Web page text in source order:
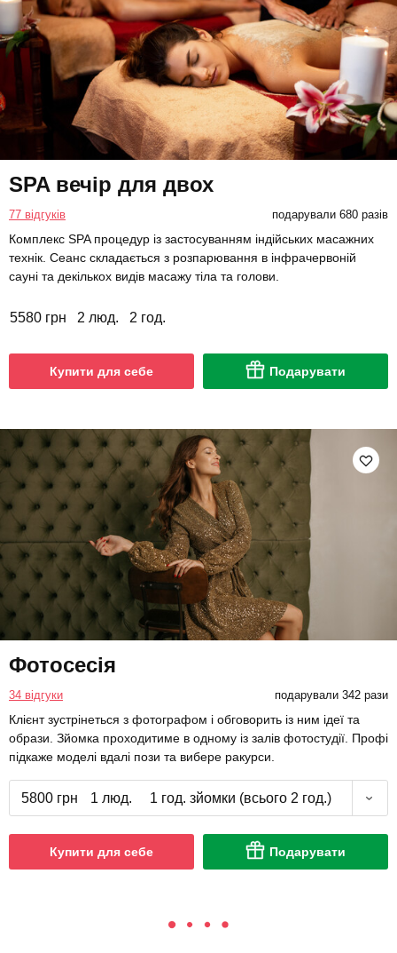
SPA вечір для двох
77 відгуків подарували 680 разів
Комплекс SPA процедур із застосуванням індійських масажних
технік. Сеанс складається з розпарювання в інфрачервоній
сауні та декількох видів масажу тіла та голови.
5580 грн 2 люд. 2 год.
Купити для себе Подарувати
Фотосесія
34 відгуки подарували 342 рази
Клієнт зустрінеться з фотографом і обговорить із ним ідеї та
образи. Зйомка проходитиме в одному із залів фотостудії. Профі
підкаже моделі вдалі пози та вибере ракурси.
5800 грн 1 люд. 1 год. зйомки (всього 2 год.)
Купити для себе Подарувати